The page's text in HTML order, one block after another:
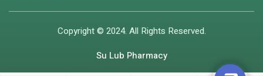
Copyright © 2024. All Rights Reserved.
Su Lub Pharmacy